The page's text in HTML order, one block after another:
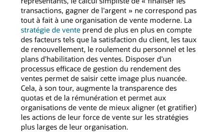
transactions, gagner de l'argent » ne correspond pas
tout à fait à une organisation de vente moderne. La
stratégie de venteprend de plus en plus en compte
des facteurs tels que la satisfaction du client, les taux
de renouvellement, le roulement du personnel et les
plans d'habilitation des ventes. Disposer d'un
processus efficace de gestion du rendement des
ventes permet de saisir cette image plus nuancée.
Cela, à son tour, augmente la transparence des
quotas et de la rémunération et permet aux
organisations de vente de mieux aligner (et gratifier)
les actions de leur force de vente sur les stratégies
plus larges de leur organisation.